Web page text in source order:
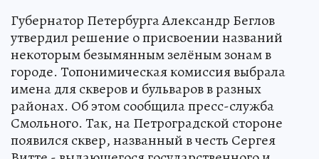
Губернатор Петербурга Александр Беглов
утвердил решение о присвоении названий
некоторым безымянным зелёным зонам в
городе. Топонимическая комиссия выбрала
имена для скверов и бульваров в разных
районах. Об этом сообщила пресс-служба
Смольного. Так, на Петроградской стороне
появился сквер, названный в честь Сергея